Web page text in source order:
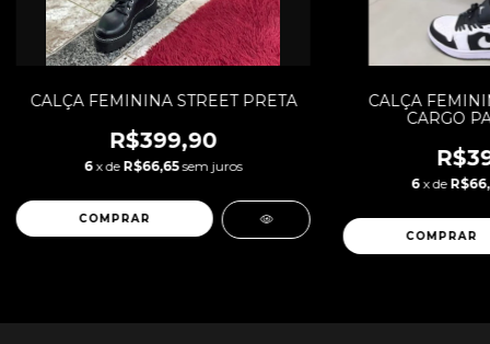
CALÇA FEMININA STREET PRETA
R$399,90
6 x de R$66,65 sem juros
COMPRAR
CALÇA
CARGO
6 x de
COMPRAR